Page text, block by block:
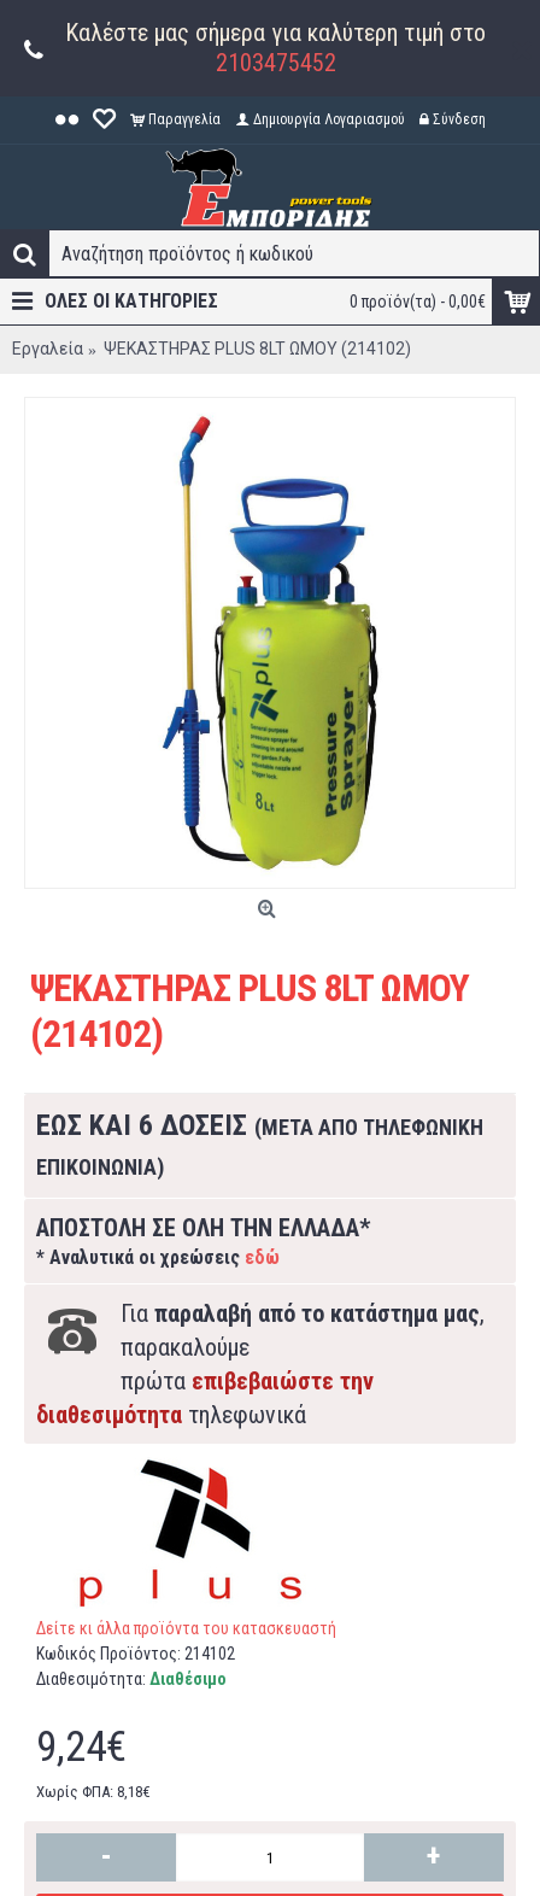
Καλέστε μας σήμερα για καλύτερη τιμή στο
2103475452
Παραγγελία Δημιουργία Λογαριασμού Σύνδεση
0 προϊόν(τα) - 0,00€
ΟΛΕΣ ΟΙ ΚΑΤΗΓΟΡΊΕΣ
Εργαλεία ΨΕΚΑΣΤΗΡΑΣ PLUS 8LT ΩΜΟΥ (214102)
ΨΕΚΑΣΤΗΡΑΣ PLUS 8LT ΩΜΟΥ
(214102)
ΕΩΣ ΚΑΙ 6 ΔΟΣΕΙΣ (ΜΕΤΑ ΑΠΟ ΤΗΛΕΦΩΝΙΚΗ
ΕΠΙΚΟΙΝΩΝΙΑ)
ΑΠΟΣΤΟΛΗ ΣΕ ΟΛΗ ΤΗΝ ΕΛΛΑΔΑ*
* Αναλυτικά οι χρεώσεις εδώ
Για παραλαβή από το κατάστημα μας,
παρακαλούμε
πρώτα επιβεβαιώστε την
διαθεσιμότητα τηλεφωνικά
Δείτε κι άλλα προϊόντα του κατασκευαστή
Κωδικός Προϊόντος: 214102
Διαθεσιμότητα: Διαθέσιμο
9,24€
Χωρίς ΦΠΑ: 8,18€
- +